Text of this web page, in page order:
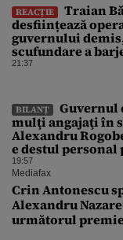
REACȚIE
Traian
desființează
guvernului
scufundare a
„Este o
21:37
BILANȚ
Guvernul
mulţi angajaţi în
Alexandru
e destul personal
combaterea
nosocomiale
19:57
Mediafax
Crin Antonescu
Alexandru
următorul